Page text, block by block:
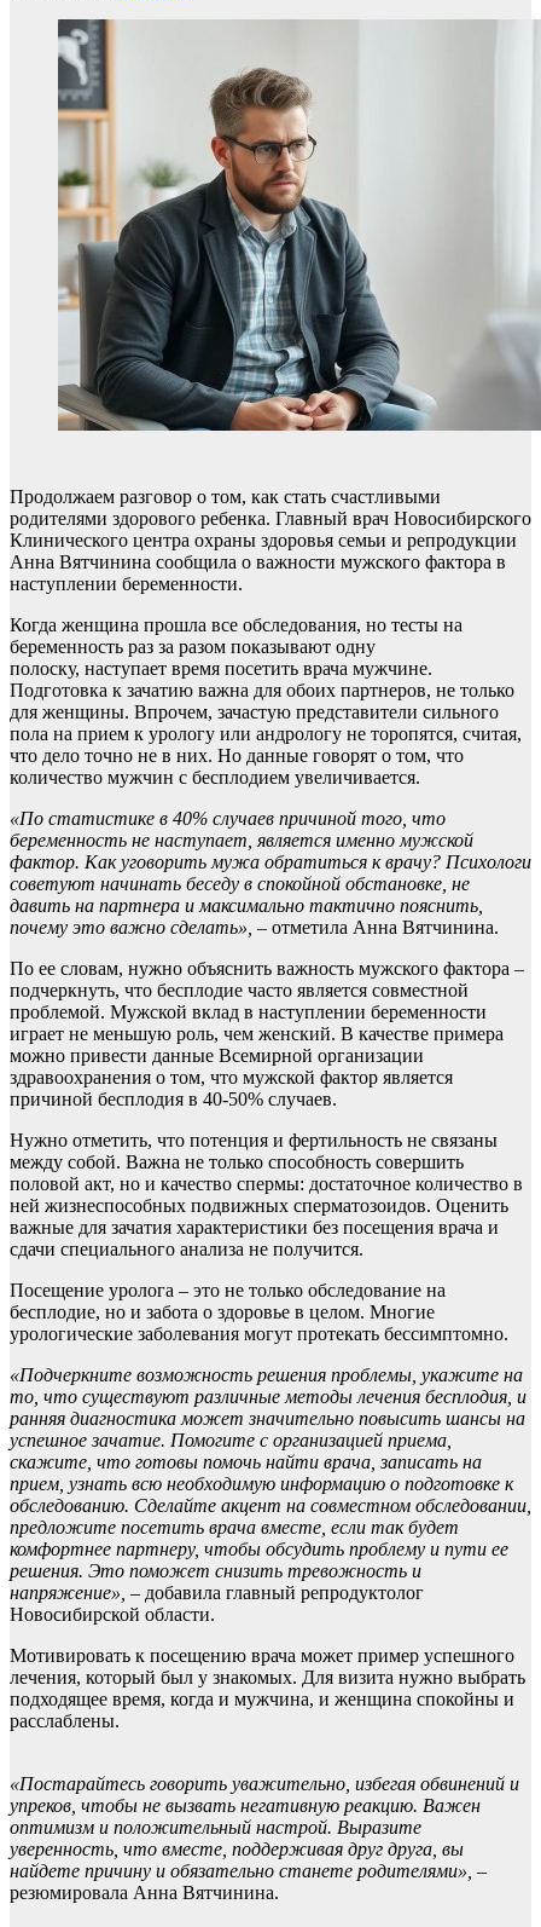
Продолжаем разговор о том, как стать счастливыми
родителями здорового ребенка. Главный врач Новосибирского
Клинического центра охраны здоровья семьи и репродукции
Анна Вятчинина сообщила о важности мужского фактора в
наступлении беременности.
Когда женщина прошла все обследования, но тесты на
беременность раз за разом показывают одну
полоску, наступает время посетить врача мужчине.
Подготовка к зачатию важна для обоих партнеров, не только
для женщины. Впрочем, зачастую представители сильного
пола на прием к урологу или андрологу не торопятся, считая,
что дело точно не в них. Но данные говорят о том, что
количество мужчин с бесплодием увеличивается.
«По статистике в 40% случаев причиной того, что
беременность не наступает, является именно мужской
фактор. Как уговорить мужа обратиться к врачу? Психологи
советуют начинать беседу в спокойной обстановке, не
давить на партнера и максимально тактично пояснить,
почему это важно сделать», – отметила Анна Вятчинина.
По ее словам, нужно объяснить важность мужского фактора –
подчеркнуть, что бесплодие часто является совместной
проблемой. Мужской вклад в наступлении беременности
играет не меньшую роль, чем женский. В качестве примера
можно привести данные Всемирной организации
здравоохранения о том, что мужской фактор является
причиной бесплодия в 40-50% случаев.
Нужно отметить, что потенция и фертильность не связаны
между собой. Важна не только способность совершить
половой акт, но и качество спермы: достаточное количество в
ней жизнеспособных подвижных сперматозоидов. Оценить
важные для зачатия характеристики без посещения врача и
сдачи специального анализа не получится.
Посещение уролога – это не только обследование на
бесплодие, но и забота о здоровье в целом. Многие
урологические заболевания могут протекать бессимптомно.
«Подчеркните возможность решения проблемы, укажите на
то, что существуют различные методы лечения бесплодия, и
ранняя диагностика может значительно повысить шансы на
успешное зачатие. Помогите с организацией приема
скажите, что готовы помочь найти врача, записать на
прием, узнать всю необходимую информацию о подготовке к
обследованию. Сделайте акцент на совместном обследовании
предложите посетить врача вместе, если так будет
комфортнее партнеру, чтобы обсудить проблему и пути ее
решения. Это поможет снизить тревожность и
напряжение», – добавила главный репродуктолог
Новосибирской области.
Мотивировать к посещению врача может пример успешного
лечения, который был у знакомых. Для визита нужно выбрать
подходящее время, когда и мужчина, и женщина спокойны и
расслаблены.
«Постарайтесь говорить уважительно, избегая обвинений и
упреков, чтобы не вызвать негативную реакцию. Важен
оптимизм и положительный настрой. Выразите
уверенность, что вместе, поддерживая друг друга, вы
найдете причину и обязательно станете родителями», –
резюмировала Анна Вятчинина.